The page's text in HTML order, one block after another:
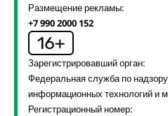
Размещение рекламы:
+7 990 2000 152
Зарегистрировавший орган:
Федеральная служба по
информационных технологий и
Регистрационный номер: